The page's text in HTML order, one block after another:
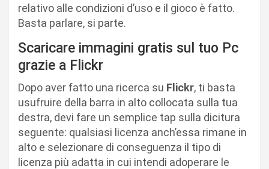
relativo alle condizioni d’uso e il gioco è fatto.
Basta parlare, si parte.
Scaricare immagini gratis sul tuo Pc
grazie a Flickr
Dopo aver fatto una ricerca su Flickr, ti basta
usufruire della barra in alto collocata sulla tua
destra, devi fare un semplice tap sulla dicitura
seguente: qualsiasi licenza anch’essa rimane in
alto e selezionare di conseguenza il tipo di
licenza più adatta in cui intendi adoperare le